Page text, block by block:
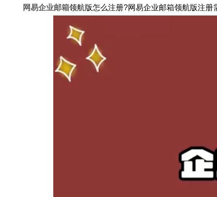
网易企业邮箱领航版怎么注册?‌网易企业邮箱领航版注